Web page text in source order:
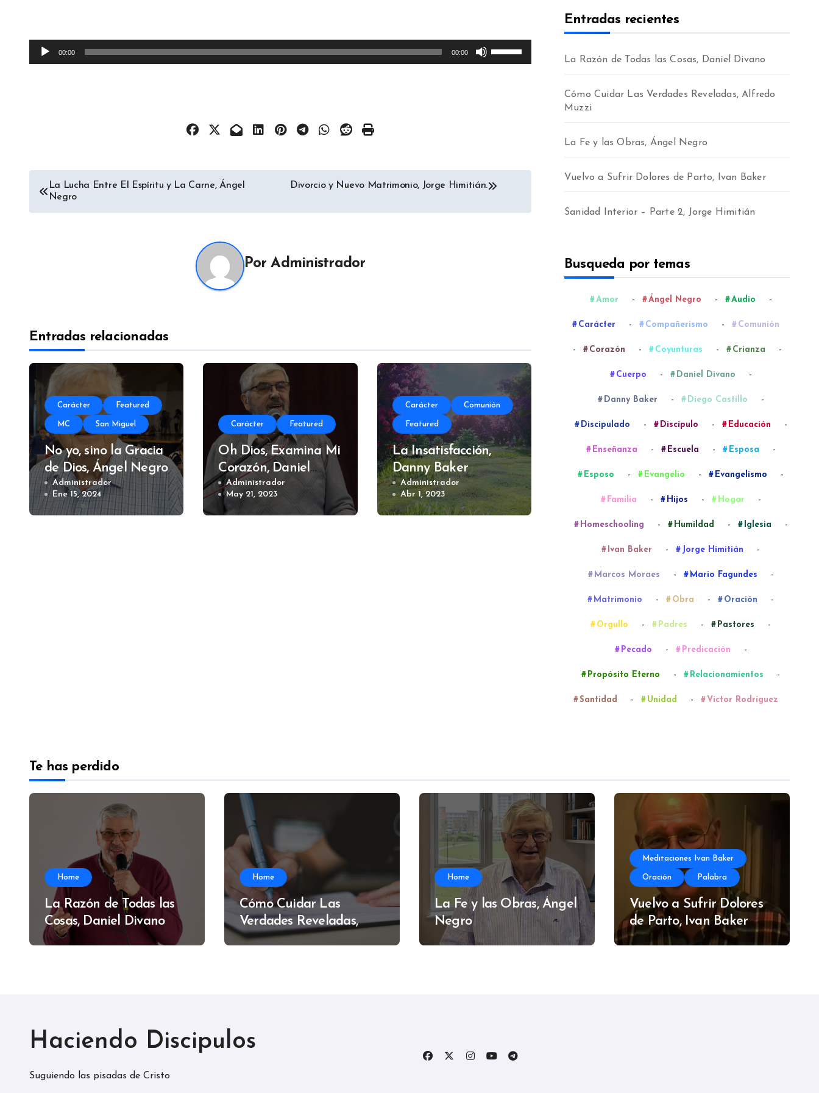
Reproductor
de
00:00 00:00
Utiliza
las
disminuir
Navegación
de
La Lucha Entre El Espíritu y La Carne, Ángel
Negro
Divorcio y Nuevo Matrimonio, Jorge Himitián.
PorAdministrador
Entradas relacionadas
Carácter Featured
MC San Miguel
No yo, sino la Gracia
de Dios, Ángel Negro
Administrador
Ene 15, 2024
Carácter Featured
Oh Dios, Examina Mi
Corazón, Daniel
Divano
Administrador
May 21, 2023
Carácter Comunión
Featured
La Insatisfacción,
Danny Baker
Administrador
Abr 1, 2023
Entradas recientes
La Razón de Todas las Cosas, Daniel Divano
Cómo Cuidar Las Verdades Reveladas, Alfredo
Muzzi
La Fe y las Obras, Ángel Negro
Vuelvo a Sufrir Dolores de Parto, Ivan Baker
Sanidad Interior – Parte 2, Jorge Himitián
Busqueda por temas
Amor - Ángel Negro - Audio -
Carácter - Compañerismo - Comunión
- Corazón - Coyunturas - Crianza -
Cuerpo - Daniel Divano -
Danny Baker - Diego Castillo -
Discipulado - Discípulo - Educación -
Enseñanza - Escuela - Esposa -
Esposo - Evangelio - Evangelismo -
Familia - Hijos - Hogar -
Homeschooling - Humildad - Iglesia -
Ivan Baker - Jorge Himitián -
Marcos Moraes - Mario Fagundes -
Matrimonio - Obra - Oración -
Orgullo - Padres - Pastores -
Pecado - Predicación -
Propósito Eterno - Relacionamientos -
Santidad - Unidad - Víctor Rodríguez
Te has perdido
Home
La Razón de Todas las
Cosas, Daniel Divano
Home
Cómo Cuidar Las
Verdades Reveladas,
Alfredo Muzzi
Home
La Fe y las Obras, Ángel
Negro
Meditaciones Ivan Baker
Oración Palabra
Vuelvo a Sufrir Dolores
de Parto, Ivan Baker
Haciendo Discipulos
Suguiendo las pisadas de Cristo